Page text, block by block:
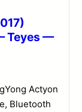
Teyes —
Actyon
Bluetooth